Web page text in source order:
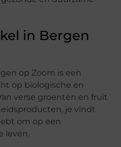
in Bergen
op Zoom is een
op biologische en
verse groenten en fruit
je vindt
om op een
leven.